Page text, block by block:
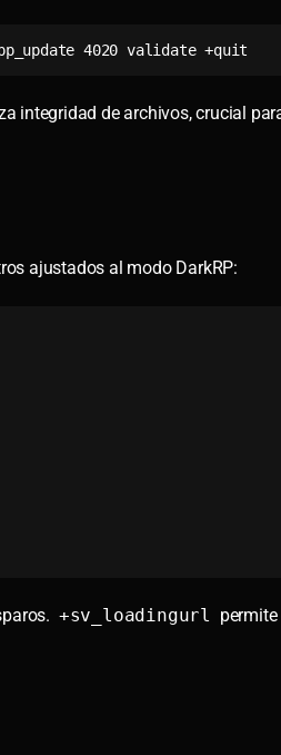
4020 validate +quit
integridad de archivos, crucial
ajustados al modo DarkRP:
+sv_loadingurl